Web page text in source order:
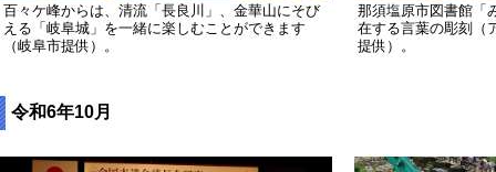
百々ケ峰からは、清流「長良川」、金華山にそび
える「岐阜城」を一緒に楽しむことができます
（岐阜市提供）。
那須塩原市図書館「
在する言葉の彫刻（
提供）。
令和6年10月